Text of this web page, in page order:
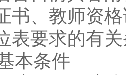
书、教师资
表要求的有
条件